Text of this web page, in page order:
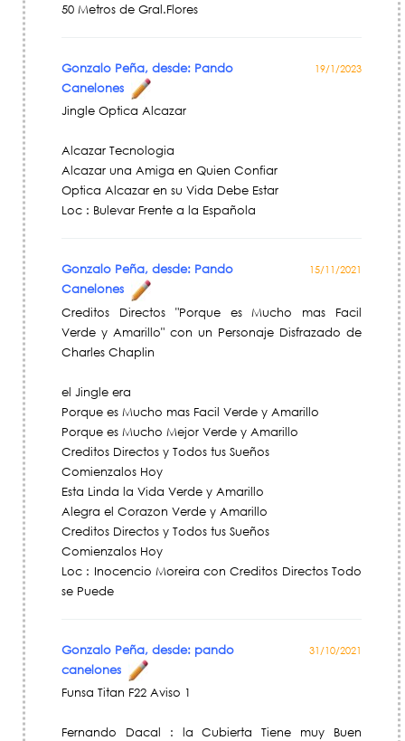
50 Metros de Gral.Flores
Gonzalo Peña, desde: Pando
Canelones
19/1/2023
Jingle Optica Alcazar
Alcazar Tecnologia
Alcazar una Amiga en Quien Confiar
Optica Alcazar en su Vida Debe Estar
Loc : Bulevar Frente a la Española
Gonzalo Peña, desde: Pando
Canelones
15/11/2021
Creditos Directos "Porque es Mucho mas Facil
Verde y Amarillo" con un Personaje Disfrazado de
Charles Chaplin
el Jingle era
Porque es Mucho mas Facil Verde y Amarillo
Porque es Mucho Mejor Verde y Amarillo
Creditos Directos y Todos tus Sueños
Comienzalos Hoy
Esta Linda la Vida Verde y Amarillo
Alegra el Corazon Verde y Amarillo
Creditos Directos y Todos tus Sueños
Comienzalos Hoy
Loc : Inocencio Moreira con Creditos Directos Todo
se Puede
Gonzalo Peña, desde: pando
canelones
31/10/2021
Funsa Titan F22 Aviso 1
Fernando Dacal : la Cubierta Tiene muy Buen